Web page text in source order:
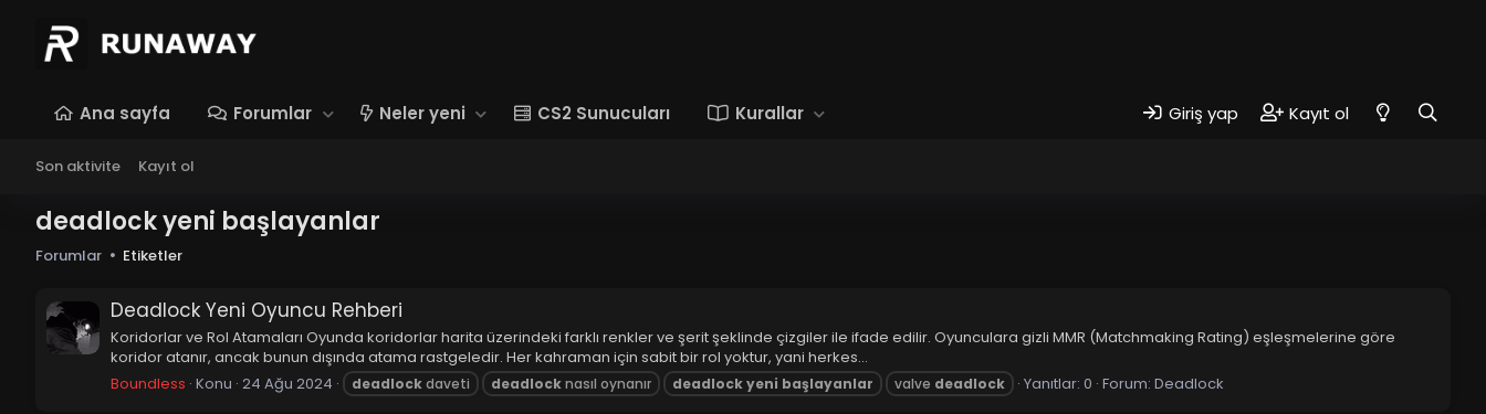
Ana sayfa Forumlar Neler yeni CS2 Sunucuları Kurallar Giriş yap Kayıt ol
Son aktivite Kayıt ol
deadlock yeni başlayanlar
Forumlar Etiketler
Deadlock Yeni Oyuncu Rehberi
Koridorlar ve Rol Atamaları Oyunda koridorlar harita üzerindeki farklı renkler ve şerit şeklinde çizgiler ile ifade edilir. Oyunculara gizli MMR (Matchmaking Rating) eşleşmelerine göre
koridor atanır, ancak bunun dışında atama rastgeledir. Her kahraman için sabit bir rol yoktur, yani herkes...
Boundless Konu 24 Ağu 2024 deadlockdaveti deadlocknasıl oynanır deadlockyeni başlayanlar valve deadlock Yanıtlar: 0 Forum: Deadlock